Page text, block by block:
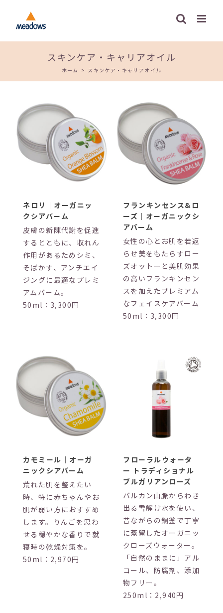
content
スキンケア・キャリアオイル
ホーム > スキンケア・キャリアオイル
ネロリ｜オーガニッ
クシアバーム
皮膚の新陳代謝を促進
するとともに、収れん
作用があるためシミ、
そばかす、アンチエイ
ジングに最適なプレミ
アムバーム。
50ml：3,300円
フランキンセンス&ロ
ーズ｜オーガニックシ
アバーム
女性の心とお肌を若返
らせ美をもたらすロー
ズオットーと美肌効果
の高いフランキンセン
スを加えたプレミアム
なフェイスケアバーム
50ml：3,300円
カモミール｜オーガ
ニックシアバーム
荒れた肌を整えたい
時、特に赤ちゃんやお
肌が弱い方におすすめ
します。りんごを思わ
せる穏やかな香りで就
寝時の乾燥対策を。
50ml：2,970円
フローラルウォータ
ー トラディショナル
ブルガリアンローズ
バルカン山脈からわき
出る雪解け水を使い、
昔ながらの銅釜で丁寧
に蒸留したオーガニッ
クローズウォーター。
「自然のままに」アル
コール、防腐剤、添加
物フリー。
250ml：2,940円